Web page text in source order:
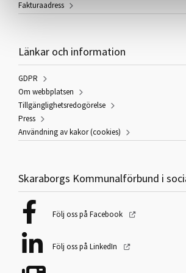
Fakturaadress
Länkar och information
GDPR
Om webbplatsen
Tillgänglighetsredogörelse
Press
Användning av kakor (cookies)
Skaraborgs Kommunalförbund i
Följ oss på Facebook
Följ oss på LinkedIn